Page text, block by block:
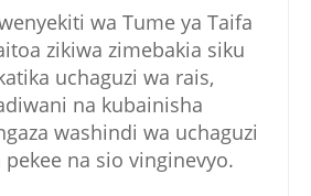
wa Tume ya Taifa
zikiwa zimebakia siku
uchaguzi wa rais,
na kubainisha
washindi wa uchaguzi
na sio vinginevyo.